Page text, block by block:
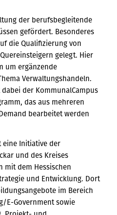
der berufsbegleitende
gefördert. Besonderes
die Qualifizierung von
gelegt. Hier
um ergänzende
Verwaltungshandeln.
der KommunalCampus
das aus mehreren
bearbeitet werden
eine Initiative der
und des Kreises
mit dem Hessischen
und Entwicklung. Dort
im Bereich
E-Government sowie